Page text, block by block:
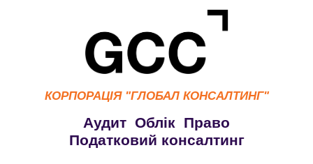
КОРПОРАЦІЯ "ГЛОБАЛ КОНСАЛТИНГ"
Аудит Облік Право
Податковий консалтинг